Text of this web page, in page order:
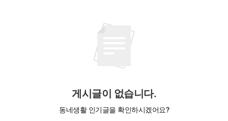
게시글이 없습니다.
동네생활 인기글을 확인하시겠어요?